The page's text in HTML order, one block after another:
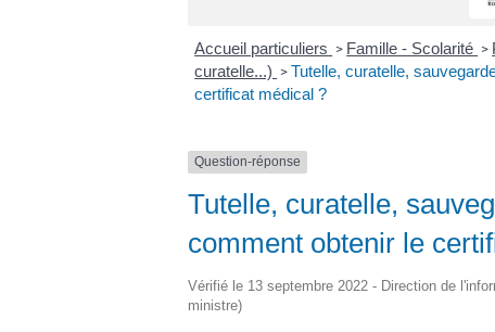
Accueil particuliers > Famille - Scolarité >
curatelle...) >Tutelle, curatelle,
certificat médical ?
Question-réponse
Tutelle, curatelle,
comment obtenir le
Vérifié le 13 septembre 2022 - Direction de
ministre)